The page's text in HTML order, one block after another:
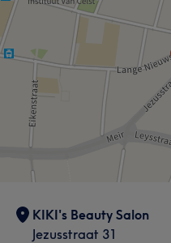
KIKI's Beauty Salon
Jezusstraat 31